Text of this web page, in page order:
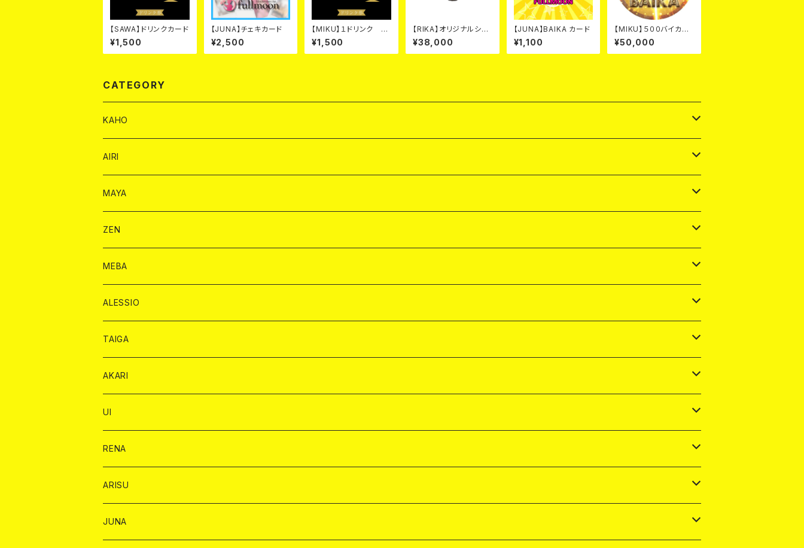
【SAWA】ドリンクカード
¥1,500
【JUNA】チェキカード
¥2,500
【MIKU】１ドリンク カ
ード
¥1,500
【RIKA】オリジナルシャ
ンパ ゴールド カード
¥38,000
【JUNA】BAIKA カード
¥1,100
【MIKU】５００バイカ
カード
¥50,000
CATEGORY
KAHO
シャンパンカード
モエシャンドン カード
ヴーヴクリコ カード
BAIKA カード
ノーマル カード
プレミアム カード
ドリンク カード
１ドリンクカード
ショット
チェキ カード
チェキ １５００円
AIRI
シャンパン カード
モエシャンドン カード
ヴーヴクリコ カード
BAIKA カード
ノーマル カード
プレミアム カード
ドリンク カード
１ドリンク カード
ショット
チェキ カード
チェキ １５００円
MAYA
ドリンク
1ドリンク
ショット
チェキ
BAIKA
ZEN
ドリンク
シャンパン
ショット
チェキ
BAIKA
MEBA
ドリンク
シャンパンカード
ドリンクカード
チップ
チェキ
ALESSIO
ドリンク
シャンパン
1ドリンク
チップ
TAIGA
ドリンク
シャンパン
1ドリンク
チップ
AKARI
ドリンク
1ドリンク
ショット
UI
バイカ
ドリンク
シャンパン
チェキ
RENA
バイカ
ドリンク
ARISU
バイカ
JUNA